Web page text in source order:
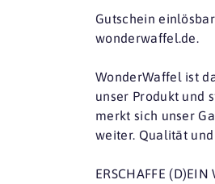
Gutschein
wonderwaffel.de.
WonderWaffel ist
unser Produkt und
merkt sich unser
weiter. Qualität
ERSCHAFFE (D)EIN